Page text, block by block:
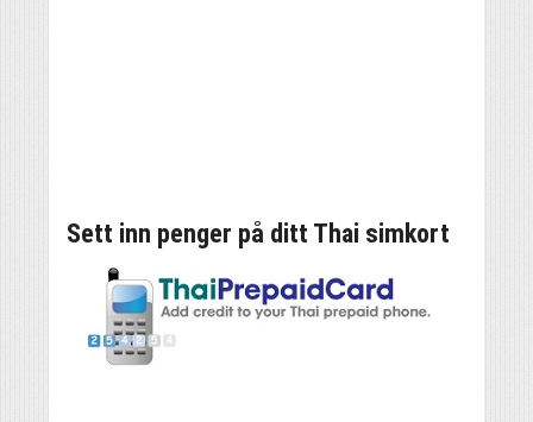
Sett inn penger på ditt Thai simkort